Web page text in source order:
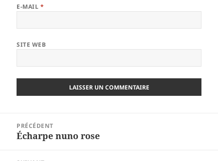
E-MAIL *
SITE WEB
l’article
PRÉCÉDENT
Article
Écharpe nuno rose